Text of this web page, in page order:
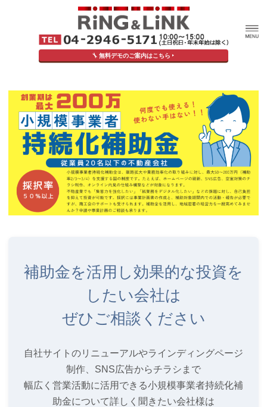
無料デモのご案内はこちら
補助金を活用し効果的な投資を
したい会社は
ぜひご相談ください
自社サイトのリニューアルやラインディングページ
制作、SNS広告からチラシまで
幅広く営業活動に活用できる小規模事業者持続化補
助金について詳しく聞きたい会社様は